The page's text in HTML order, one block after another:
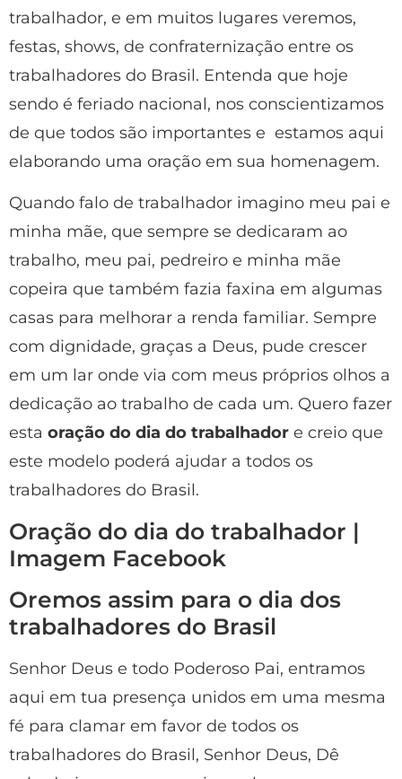
trabalhador, e em muitos lugares veremos,
festas, shows, de confraternização entre os
trabalhadores do Brasil. Entenda que hoje
sendo é feriado nacional, nos conscientizamos
de que todos são importantes e estamos aqui
elaborando uma oração em sua homenagem.
Quando falo de trabalhador imagino meu pai e
minha mãe, que sempre se dedicaram ao
trabalho, meu pai, pedreiro e minha mãe
copeira que também fazia faxina em algumas
casas para melhorar a renda familiar. Sempre
com dignidade, graças a Deus, pude crescer
em um lar onde via com meus próprios olhos a
dedicação ao trabalho de cada um. Quero fazer
esta oração do dia do trabalhador e creio que
este modelo poderá ajudar a todos os
trabalhadores do Brasil.
Oração do dia do trabalhador |
Imagem Facebook
Oremos assim para o dia dos
trabalhadores do Brasil
Senhor Deus e todo Poderoso Pai, entramos
aqui em tua presença unidos em uma mesma
fé para clamar em favor de todos os
trabalhadores do Brasil, Senhor Deus, Dê